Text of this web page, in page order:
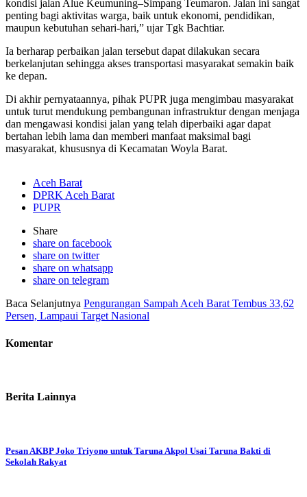
kondisi jalan Alue Keumuning–Simpang Teumaron. Jalan ini sangat
penting bagi aktivitas warga, baik untuk ekonomi, pendidikan,
maupun kebutuhan sehari-hari,” ujar Tgk Bachtiar.
Ia berharap perbaikan jalan tersebut dapat dilakukan secara
berkelanjutan sehingga akses transportasi masyarakat semakin baik
ke depan.
Di akhir pernyataannya, pihak PUPR juga mengimbau masyarakat
untuk turut mendukung pembangunan infrastruktur dengan menjaga
dan mengawasi kondisi jalan yang telah diperbaiki agar dapat
bertahan lebih lama dan memberi manfaat maksimal bagi
masyarakat, khususnya di Kecamatan Woyla Barat.
Aceh Barat
DPRK Aceh Barat
PUPR
Share
share on facebook
share on twitter
share on whatsapp
share on telegram
Baca Selanjutnya Pengurangan Sampah Aceh Barat Tembus 33,62
Persen, Lampaui Target Nasional
Komentar
Berita Lainnya
Pesan AKBP Joko Triyono untuk Taruna Akpol Usai Taruna Bakti di
Sekolah Rakyat